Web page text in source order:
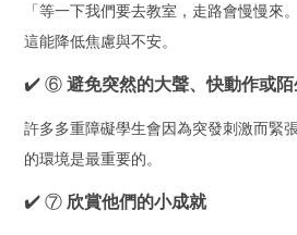
「等一下我們要去教室，走路會慢慢來。
這能降低焦慮與不安。
✔️ ⑥ 避免突然的大聲、快動作或
許多多重障礙學生會因為突發刺激而緊
的環境是最重要的。
✔️ ⑦ 欣賞他們的小成就